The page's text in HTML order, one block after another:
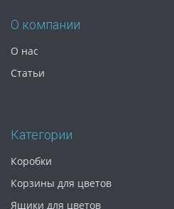
О компании
О нас
Статьи
Категории
Коробки
Корзины для цветов
Ящики для цветов